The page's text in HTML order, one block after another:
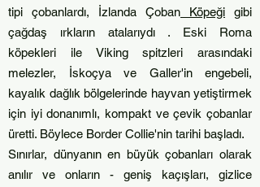
tipi çobanlardı, İzlanda Çoban Köpeği gibi
çağdaş ırkların atalarıydı . Eski Roma
köpekleri ile Viking spitzleri arasındaki
melezler, İskoçya ve Galler'in engebeli,
kayalık dağlık bölgelerinde hayvan yetiştirmek
için iyi donanımlı, kompakt ve çevik çobanlar
üretti. Böylece Border Collie'nin tarihi başladı.
Sınırlar, dünyanın en büyük çobanları olarak
anılır ve onların - geniş kaçışları, gizlice